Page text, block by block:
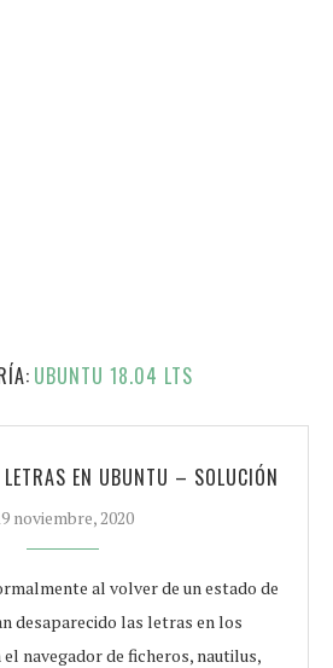
UBUNTU 18.04 LTS
LETRAS EN UBUNTU – SOLUCIÓN
noviembre, 2020
al volver de un estado de
desaparecido las letras en los
navegador de ficheros, nautilus,